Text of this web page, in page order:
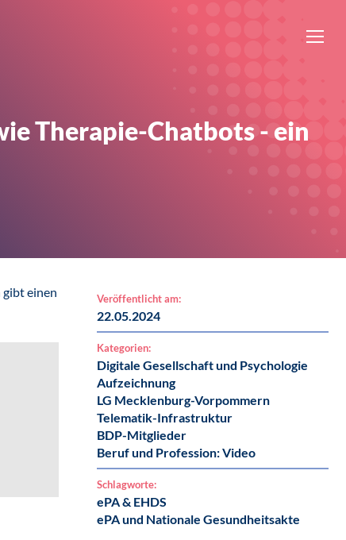
Therapie-Chatbots - ein
einen
Veröffentlicht am:
22.05.2024
Kategorien:
Digitale Gesellschaft und Psychologie
Aufzeichnung
LG Mecklenburg-Vorpommern
Telematik-Infrastruktur
BDP-Mitglieder
Beruf und Profession: Video
Schlagworte:
ePA & EHDS
ePA und Nationale Gesundheitsakte